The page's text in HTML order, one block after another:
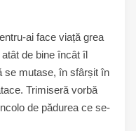
ai face viață grea
de bine încât îl
se mutase, în sfârșit în
Trimiseră vorbă
de pădurea ce se-